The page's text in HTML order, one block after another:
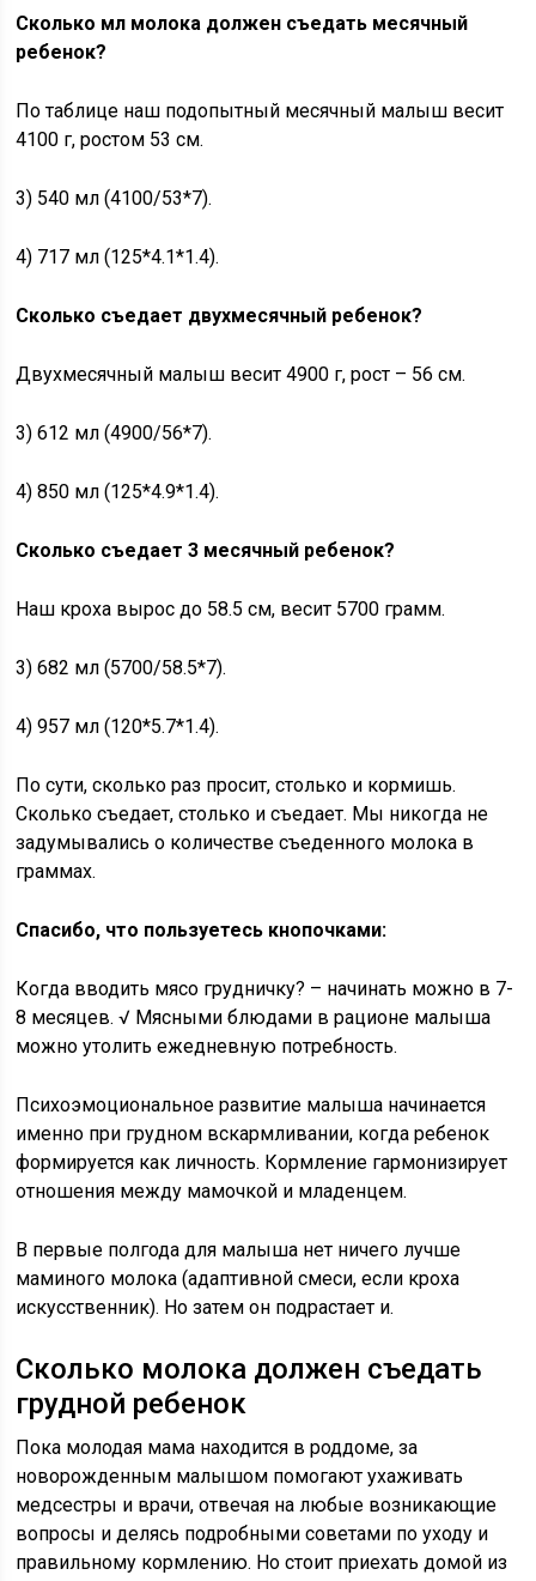
Сколько мл молока должен съедать месячный
ребенок?
По таблице наш подопытный месячный малыш весит
4100 г, ростом 53 см.
3) 540 мл (4100/53*7).
4) 717 мл (125*4.1*1.4).
Сколько съедает двухмесячный ребенок?
Двухмесячный малыш весит 4900 г, рост – 56 см.
3) 612 мл (4900/56*7).
4) 850 мл (125*4.9*1.4).
Сколько съедает 3 месячный ребенок?
Наш кроха вырос до 58.5 см, весит 5700 грамм.
3) 682 мл (5700/58.5*7).
4) 957 мл (120*5.7*1.4).
По сути, сколько раз просит, столько и кормишь.
Сколько съедает, столько и съедает. Мы никогда не
задумывались о количестве съеденного молока в
граммах.
Спасибо, что пользуетесь кнопочками:
Когда вводить мясо грудничку? – начинать можно в 7-
8 месяцев. √ Мясными блюдами в рационе малыша
можно утолить ежедневную потребность.
Психоэмоциональное развитие малыша начинается
именно при грудном вскармливании, когда ребенок
формируется как личность. Кормление гармонизирует
отношения между мамочкой и младенцем.
В первые полгода для малыша нет ничего лучше
маминого молока (адаптивной смеси, если кроха
искусственник). Но затем он подрастает и.
Сколько молока должен съедать
грудной ребенок
Пока молодая мама находится в роддоме, за
новорожденным малышом помогают ухаживать
медсестры и врачи, отвечая на любые возникающие
вопросы и делясь подробными советами по уходу и
правильному кормлению. Но стоит приехать домой из